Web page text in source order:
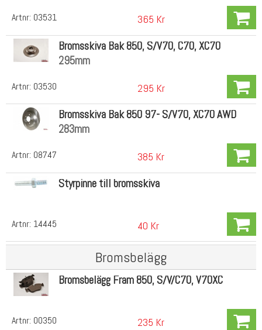
Artnr: 03531 365 Kr
Artnr: 03530
Bromsskiva Bak 850, S/V70, C70, XC70
295mm
295 Kr
Artnr: 08747
Bromsskiva Bak 850 97- S/V70, XC70 AWD
283mm
385 Kr
Artnr: 14445
Styrpinne till bromsskiva
40 Kr
Bromsbelägg
Artnr: 00350
Bromsbelägg Fram 850, S/V/C70, V70XC
235 Kr